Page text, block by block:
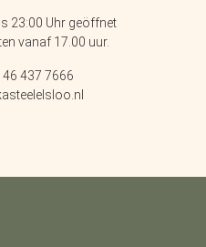
23:00 Uhr geöffnet
vanaf 17.00 uur.
437 7666